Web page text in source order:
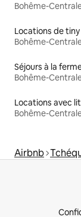
Bohême-
Locations de tiny
Bohême-
Séjours à la
Bohême-
Bohême-
Airbnb